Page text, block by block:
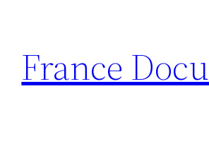
contenu
France Docu